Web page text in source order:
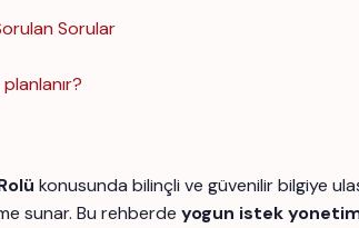
Sorular
konusunda bilinçli ve güvenilir bilgiye
sunar. Bu rehberde yogun istek